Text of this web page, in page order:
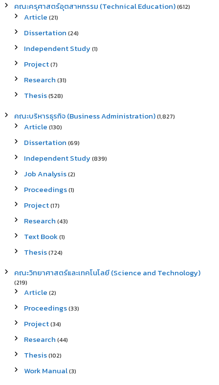
คณะครุศาสตร์อุตสาหกรรม (Technical Education)(612)
Article (21)
Dissertation (24)
Independent Study(1)
Project(7)
Research (31)
Thesis(528)
คณะบริหารธุรกิจ (Business Administration)(1,827)
Article (130)
Dissertation (69)
Independent Study(839)
Job Analysis(2)
Proceedings(1)
Project(17)
Research (43)
Text Book(1)
Thesis(724)
คณะวิทยาศาสตร์และเทคโนโลยี (Science and Technology)
(219)
Article (2)
Proceedings(33)
Project(34)
Research (44)
Thesis(102)
Work Manual(3)